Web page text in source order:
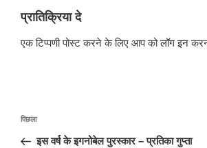
प्रातिक्रिया दे
एक टिप्पणी पोस्ट करने के लिए आप कोलॉग इन
पोस्ट
नेविगेशन
पिछला
पोस्ट:
पिछला
इस वर्ष के इगनोबेल पुरस्कार – प्रतिका गुप्ता